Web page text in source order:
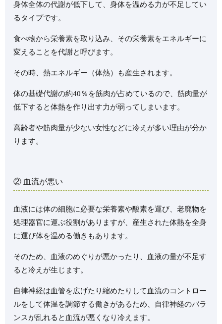
身体全体の代謝が低下して、身体を温める力が不足してい
るタイプです。
食べ物から栄養素を取り込み、その栄養素をエネルギーに
変えることを代謝と呼びます。
その時、熱エネルギー（体熱）も産生されます。
体の基礎代謝の約40％を筋肉が占めているので、筋肉量が
低下すると体熱を作り出す力が弱ってしまいます。
高齢者や筋肉量が少ない女性などに冷えが多い理由が分か
ります。
② 血流が悪い
血液には体の細胞に必要な栄養素や酸素を運び、老廃物を
処理器官に運ぶ役割がありますが、産生された体熱を全身
に運び体を温める働きもあります。
そのため、血液のめぐりが悪かったり、血液の量が不足す
ると冷えが生じます。
自律神経は血管を広げたり縮めたりして血流のコントロー
ルをして体温を調節する働きがあるため、自律神経のバラ
ンスが乱れると血流が悪くなり冷えます。